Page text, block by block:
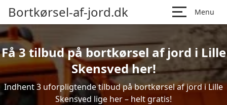
Bortkørsel-af-jord.dk Menu
Få 3 tilbud på bortkørsel af jord i Lille
Skensved her!
Indhent 3 uforpligtende tilbud på bortkørsel af jord i Lille
Skensved lige her – helt gratis!